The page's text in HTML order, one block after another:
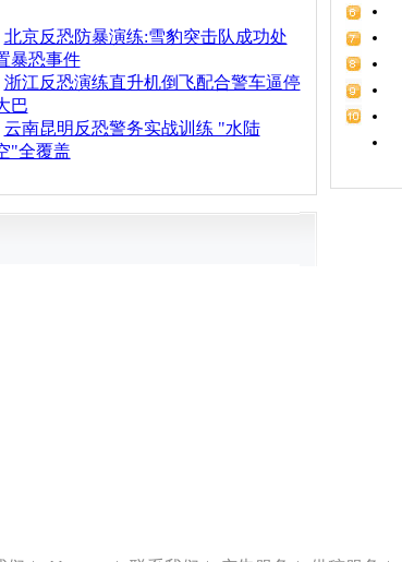
北京反恐防暴演练:雪豹突击队成功处
暴恐事件
浙江反恐演练直升机倒飞配合警车逼停
巴
云南昆明反恐警务实战训练 "水陆
"全覆盖